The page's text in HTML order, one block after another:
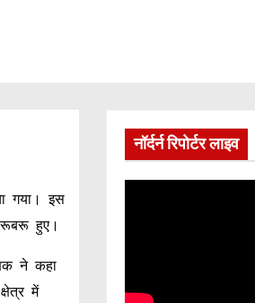
गया। इस
रूबरू हुए।
ने कहा
में
नॉर्दर्न रिपोर्टर लाइव